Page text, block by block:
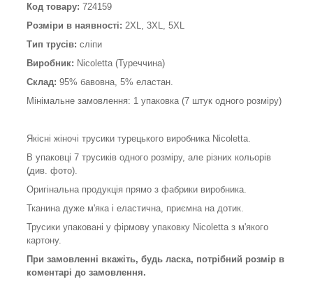
Код товару: 724159
Розміри в наявності: 2XL, 3XL, 5XL
Тип трусів: сліпи
Виробник: Nicoletta (Туреччина)
Склад: 95% бавовна, 5% еластан.
Мінімальне замовлення: 1 упаковка (7 штук одного розміру)
Якісні жіночі трусики турецького виробника Nicoletta.
В упаковці 7 трусиків одного розміру, але різних кольорів
(див. фото).
Оригінальна продукція прямо з фабрики виробника.
Тканина дуже м'яка і еластична, приємна на дотик.
Трусики упаковані у фірмову упаковку Nicoletta з м'якого
картону.
При замовленні вкажіть, будь ласка, потрібний розмір в
коментарі до замовлення.